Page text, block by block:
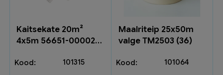
Kaitsekate 20m²
4x5m 56651-00002-
101315
Maalriteip 25x50m
valge TM2503 (36)
101064